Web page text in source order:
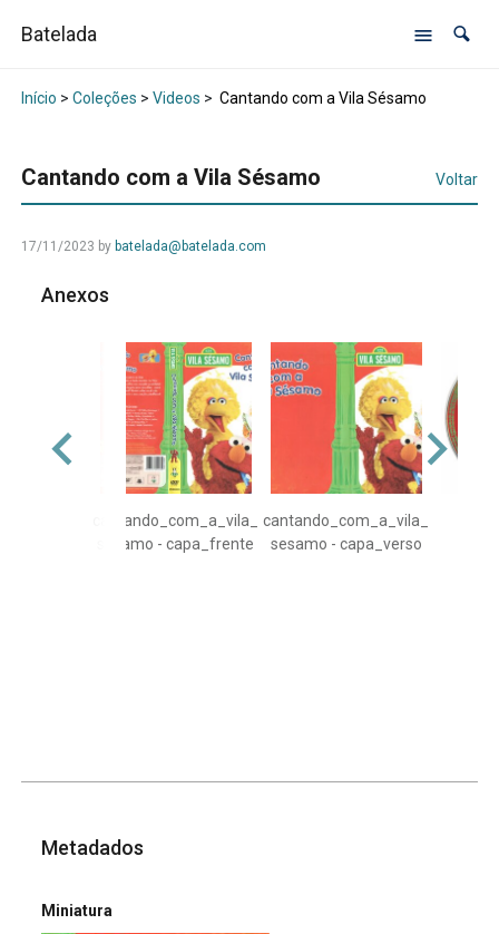
Batelada
Início > Coleções > Videos > Cantando com a Vila Sésamo
Cantando com a Vila Sésamo Voltar
17/11/2023 by batelada@batelada.com
Anexos
cantando_com_a_vila_
sesamo - capa_frente
cantando_com_a_vila_
sesamo - capa_verso
Metadados
Miniatura